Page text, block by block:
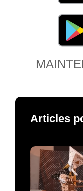
Articles